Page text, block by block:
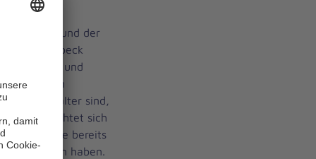
Kreuz und der
Lübeck
der Musik- und
werden
oder älter sind,
richtet sich
die bereits
erhalten haben.